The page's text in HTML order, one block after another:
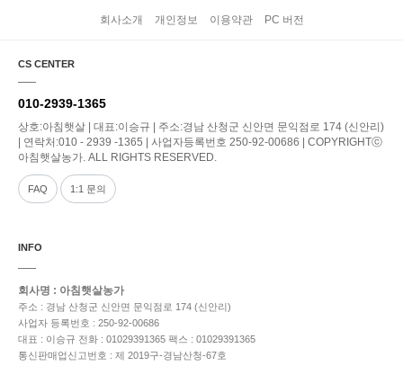
회사소개 개인정보 이용약관 PC 버전
CS CENTER
010-2939-1365
상호:아침햇살 | 대표:이승규 | 주소:경남 산청군 신안면 문익점로 174 (신안리)
| 연락처:010 - 2939 -1365 | 사업자등록번호 250-92-00686 | COPYRIGHTⓒ
아침햇살농가. ALL RIGHTS RESERVED.
FAQ 1:1 문의
INFO
회사명 : 아침햇살농가
주소 : 경남 산청군 신안면 문익점로 174 (신안리)
사업자 등록번호 : 250-92-00686
대표 : 이승규 전화 : 01029391365 팩스 : 01029391365
통신판매업신고번호 : 제 2019구-경남산청-67호